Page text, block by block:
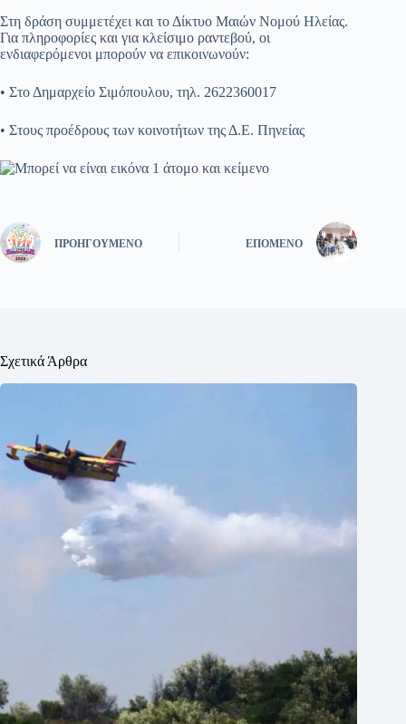
Στη δράση συμμετέχει και το Δίκτυο Μαιών Νομού Ηλείας.
Για πληροφορίες και για κλείσιμο ραντεβού, οι
ενδιαφερόμενοι μπορούν να επικοινωνούν:
• Στο Δημαρχείο Σιμόπουλου, τηλ. 2622360017
• Στους προέδρους των κοινοτήτων της Δ.Ε. Πηνείας
ΠΡΟΗΓΟΎΜΕΝΟ ΕΠΌΜΕΝΟ
Σχετικά Άρθρα